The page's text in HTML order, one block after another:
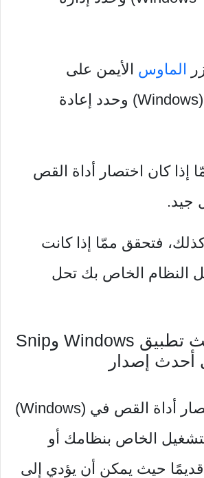
الماوس الأيمن على
مستكشف (Windows) وحدد إعادة
إذا كان اختصار أداة القص
جيد.
فتحقق ممّا إذا كانت
النظام الخاص بك تحل
الحل 2: تحديث تطبيق Windows وSnip
قد لا يعمل اختصار أداة القص في (Windows)
الخاص بنظامك أو
حيث يمكن أن يؤدي إلى